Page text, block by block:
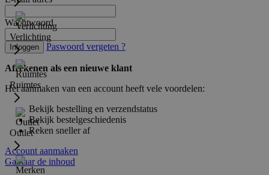
Verlichting
Ruimtes
Outlet
Wachtwoord
Inloggen Paswoord vergeten ?
Afrekenen als een nieuwe klant
Het aanmaken van een account heeft vele voordelen:
Bekijk bestelling en verzendstatus
Bekijk bestelgeschiedenis
Reken sneller af
Account aanmaken
Ga naar de inhoud